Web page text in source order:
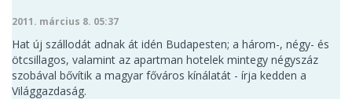
2011. március 8. 05:37
Hat új szállodát adnak át idén Budapesten; a három-, négy- és
ötcsillagos, valamint az apartman hotelek mintegy négyszáz
szobával bővítik a magyar főváros kínálatát - írja kedden a
Világgazdaság.